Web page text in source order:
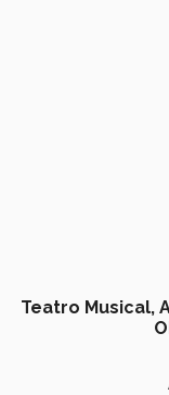
Teatro Musical,